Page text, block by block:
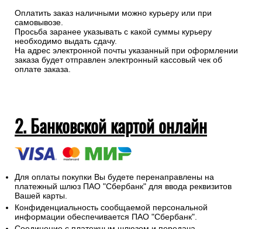
Оплатить заказ наличными можно курьеру или при
самовывозе.
Просьба заранее указывать с какой суммы курьеру
необходимо выдать сдачу.
На адрес электронной почты указанный при оформлении
заказа будет отправлен электронный кассовый чек об
оплате заказа.
2. Банковской картой онлайн
Для оплаты покупки Вы будете перенаправлены на
платежный шлюз ПАО "Сбербанк" для ввода реквизитов
Вашей карты.
Конфиденциальность сообщаемой персональной
информации обеспечивается ПАО "Сбербанк".